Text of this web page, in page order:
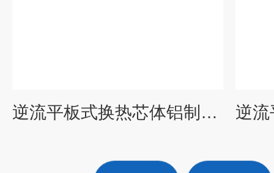
逆流平板式换热芯体铝制能量回收器